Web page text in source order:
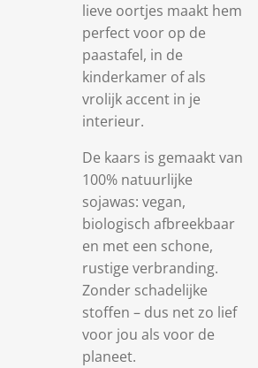
lieve oortjes maakt hem
perfect voor op de
paastafel, in de
kinderkamer of als
vrolijk accent in je
interieur.
De kaars is gemaakt van
100% natuurlijke
sojawas: vegan,
biologisch afbreekbaar
en met een schone,
rustige verbranding.
Zonder schadelijke
stoffen – dus net zo lief
voor jou als voor de
planeet.